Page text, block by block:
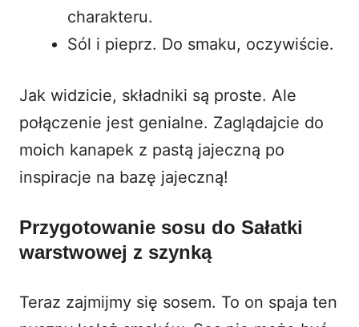
charakteru.
Sól i pieprz. Do smaku, oczywiście.
Jak widzicie, składniki są proste. Ale
połączenie jest genialne. Zaglądajcie do
moich kanapek z pastą jajeczną po
inspiracje na bazę jajeczną!
Przygotowanie sosu do Sałatki
warstwowej z szynką
Teraz zajmijmy się sosem. To on spaja ten